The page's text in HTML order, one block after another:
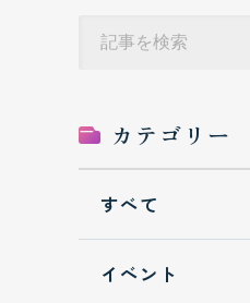
カテゴリー
すべて
イベント